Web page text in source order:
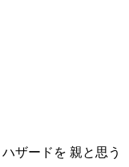
ハザードを 親と思う